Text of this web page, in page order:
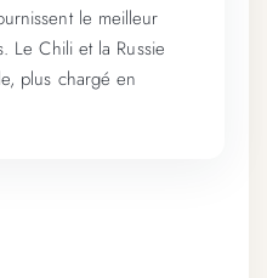
le meilleur
Le Chili et la Russie
plus chargé en